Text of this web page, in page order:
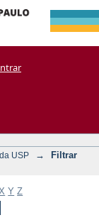
USP →
Filtrar
Y Z